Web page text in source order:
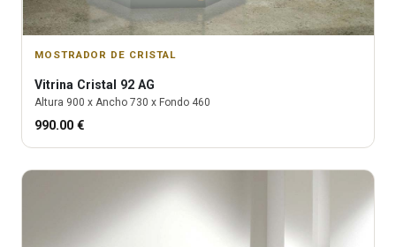
MOSTRADOR DE CRISTAL
Vitrina Cristal 92 AG
Altura 900 x Ancho 730 x Fondo 460
990.00 €